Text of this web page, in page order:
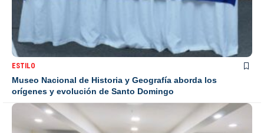
ESTILO
Museo Nacional de Historia y Geografía aborda los
orígenes y evolución de Santo Domingo